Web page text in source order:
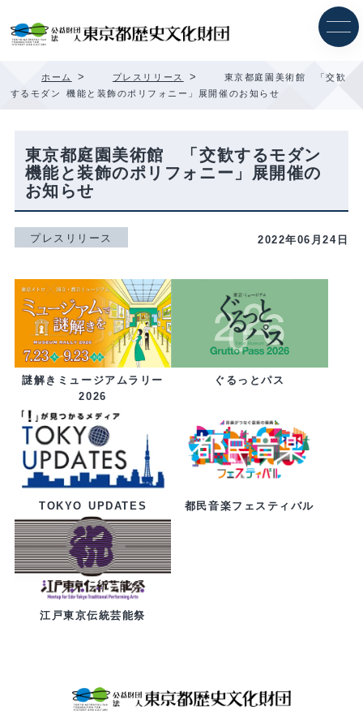
ッ
ホーム > プレスリリース >
東京都庭園美術館 「交歓
するモダン 機能と装飾のポリフォニー」展開催のお知らせ
東京都庭園美術館 「交歓するモダン
機能と装飾のポリフォニー」展開催の
お知らせ
プレスリリース 2022年06月24日
謎解きミュージアムラリー
2026
ぐるっとパス
TOKYO UPDATES 都民音楽フェスティバル
江戸東京伝統芸能祭